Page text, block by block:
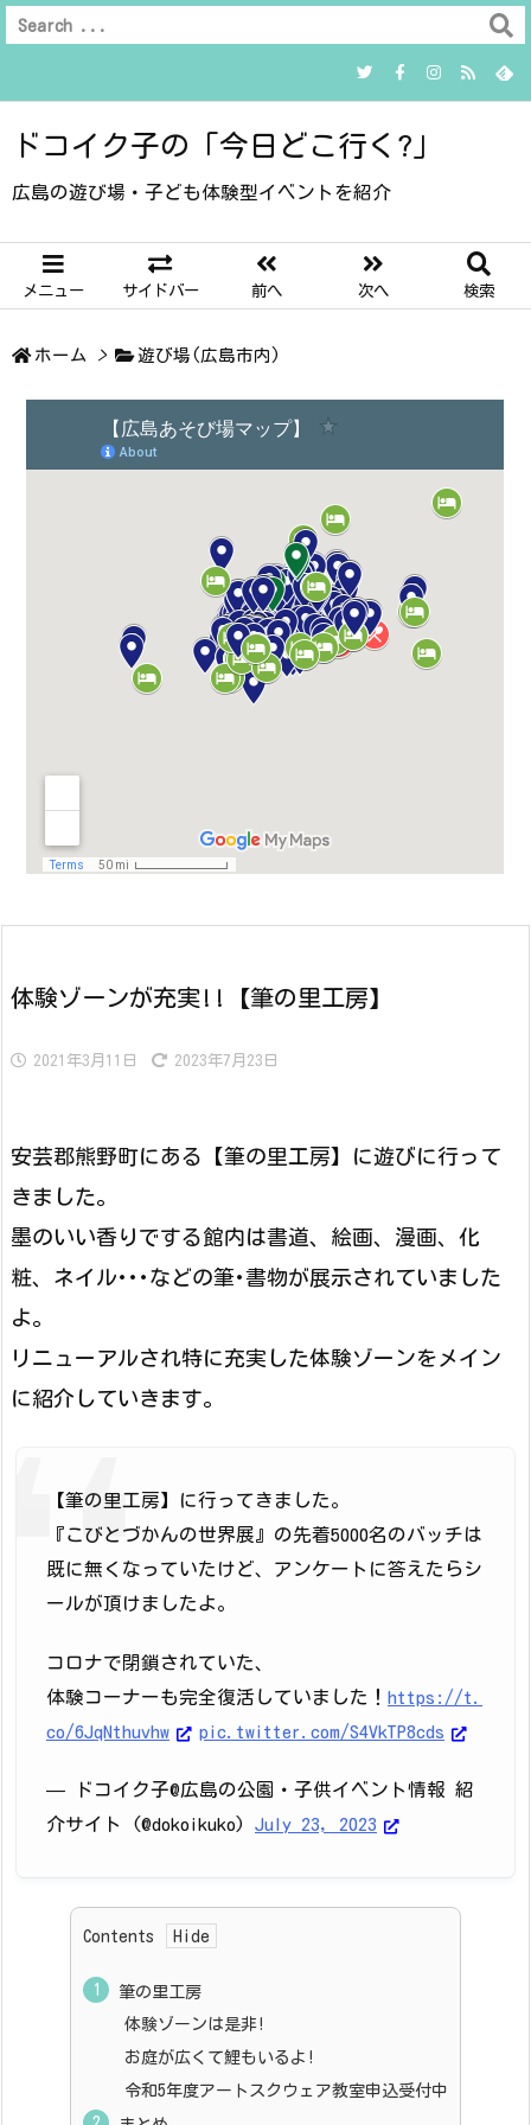
ドコイク子の「今日どこ行く?」
広島の遊び場・子ども体験型イベントを紹介
メニュー サイドバー 前へ 次へ 検索
ホーム > 遊び場(広島市内)
体験ゾーンが充実!!【筆の里工房】
2021年3月11日 2023年7月23日
安芸郡熊野町にある【筆の里工房】に遊びに行って
きました。
墨のいい香りでする館内は書道、絵画、漫画、化
粧、ネイル･･･などの筆･書物が展示されていました
よ。
リニューアルされ特に充実した体験ゾーンをメイン
に紹介していきます。
【筆の里工房】に行ってきました。
『こびとづかんの世界展』の先着5000名のバッチは
既に無くなっていたけど、アンケートに答えたらシ
ールが頂けましたよ。
コロナで閉鎖されていた、
体験コーナーも完全復活していました！ https://t.
co/6JqNthuvhw
pic.twitter.com/S4VkTP8cds
— ドコイク子@広島の公園・子供イベント情報 紹
介サイト (@dokoikuko) July 23, 2023
Contents
筆の里工房
体験ゾーンは是非!
お庭が広くて鯉もいるよ!
令和5年度アートスクウェア教室申込受付中